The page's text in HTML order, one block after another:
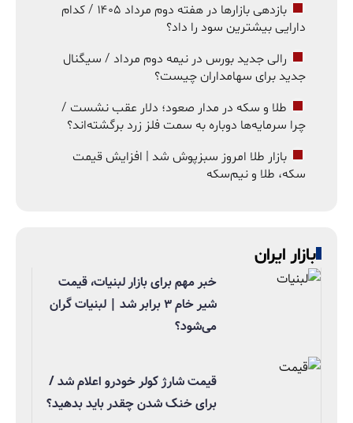
بازدهی بازارها در هفته دوم مرداد ۱۴۰۵ / کدام
دارایی بیشترین سود را داد؟
رالی جدید بورس در نیمه دوم مرداد / سیگنال
جدید برای سهامداران چیست؟
طلا و سکه در مدار صعود؛ دلار عقب نشست /
چرا سرمایه‌ها دوباره به سمت فلز زرد برگشته‌اند؟
بازار طلا امروز سبزپوش شد | افزایش قیمت
سکه، طلا و نیم‌سکه
بازار ایران
خبر مهم برای بازار لبنیات، قیمت
شیر خام ۳ برابر شد | لبنیات گران
می‌شود؟
قیمت شارژ کولر خودرو اعلام شد /
برای خنک شدن چقدر باید بدهید؟